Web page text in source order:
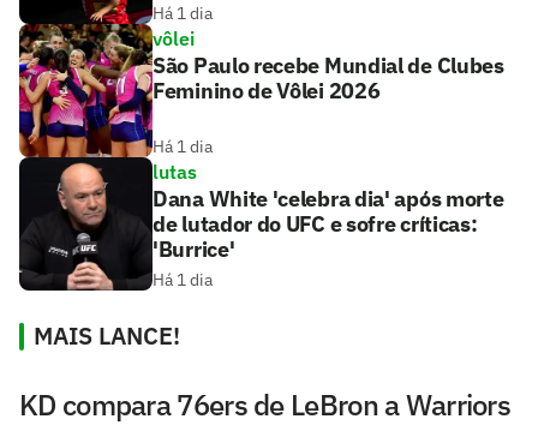
Há 1 dia
vôlei
São Paulo recebe Mundial de Clubes
Feminino de Vôlei 2026
Há 1 dia
lutas
Dana White 'celebra dia' após morte
de lutador do UFC e sofre críticas:
'Burrice'
Há 1 dia
MAIS LANCE!
KD compara 76ers de LeBron a Warriors